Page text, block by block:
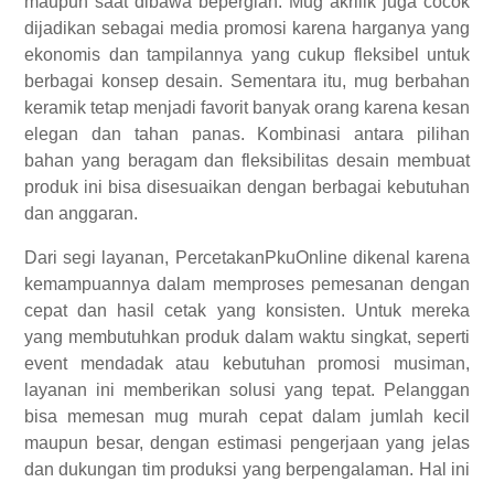
dijadikan sebagai media promosi karena harganya yang
ekonomis dan tampilannya yang cukup fleksibel untuk
berbagai konsep desain. Sementara itu, mug berbahan
keramik tetap menjadi favorit banyak orang karena kesan
elegan dan tahan panas. Kombinasi antara pilihan
bahan yang beragam dan fleksibilitas desain membuat
produk ini bisa disesuaikan dengan berbagai kebutuhan
dan anggaran.
Dari segi layanan, PercetakanPkuOnline dikenal karena
kemampuannya dalam memproses pemesanan dengan
cepat dan hasil cetak yang konsisten. Untuk mereka
yang membutuhkan produk dalam waktu singkat, seperti
event mendadak atau kebutuhan promosi musiman,
layanan ini memberikan solusi yang tepat. Pelanggan
bisa memesan mug murah cepat dalam jumlah kecil
maupun besar, dengan estimasi pengerjaan yang jelas
dan dukungan tim produksi yang berpengalaman. Hal ini